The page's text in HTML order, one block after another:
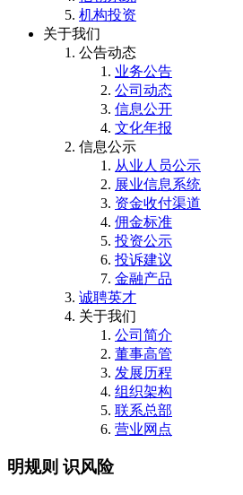
机构投资
关于我们
公告动态
业务公告
公司动态
信息公开
文化年报
信息公示
从业人员公示
展业信息系统
资金收付渠道
佣金标准
投资公示
投诉建议
金融产品
诚聘英才
关于我们
公司简介
董事高管
发展历程
组织架构
联系总部
营业网点
明规则 识风险